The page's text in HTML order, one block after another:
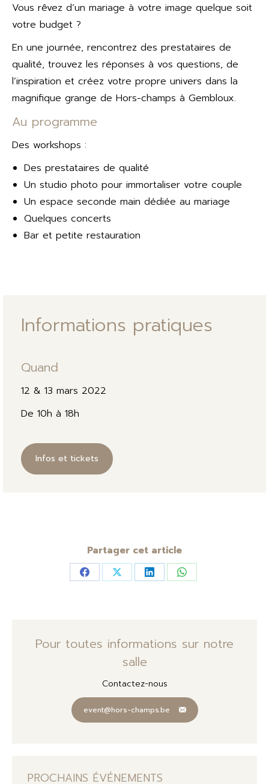
Vous rêvez d’un mariage à votre image quelque soit
votre budget ?
En une journée, rencontrez des prestataires de
qualité, trouvez les réponses à vos questions, de
l’inspiration et créez votre propre univers dans la
magnifique grange de Hors-champs à Gembloux.
Au programme
Des workshops :
Des prestataires de qualité
Un studio photo pour immortaliser votre couple
Un espace seconde main dédiée au mariage
Quelques concerts
Bar et petite restauration
Informations pratiques
Quand
12 & 13 mars 2022
De 10h à 18h
Infos et tickets
Partager cet article
PartagerPartagerPartagerPartager
Pour toutes informations sur notre
salle
Contactez-nous
event@hors-champs.be
PROCHAINS ÉVÉNEMENTS